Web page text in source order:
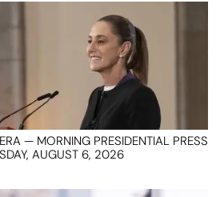
— MORNING PRESIDENTIAL PRESS
AUGUST 6, 2026